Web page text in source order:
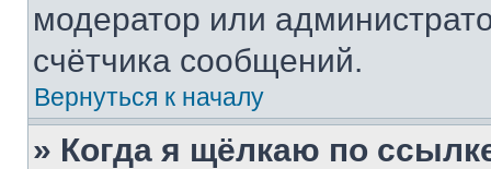
модератор или
счётчика сообщений.
Вернуться к началу
» Когда я щёлкаю по